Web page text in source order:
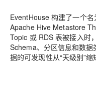
EventHouse 构建了一个
Apache Hive Metastore
Topic 或 RDS 表被接入时
Schema、分区信息和数
据的可发现性从“天级别”缩